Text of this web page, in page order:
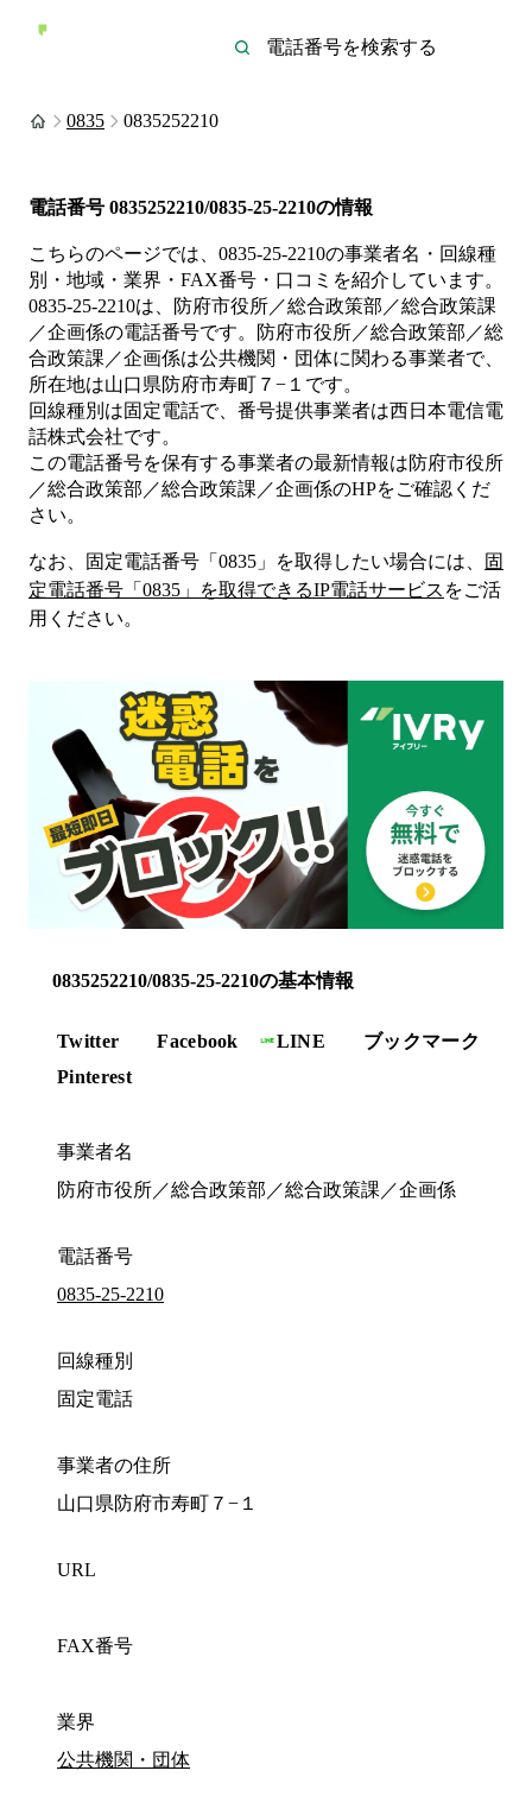
0835 0835252210
電話番号 0835252210/0835-25-2210の情報
こちらのページでは、 0835-25-2210の事業者名・回線種
別・地域・業界・FAX番号・口コミを紹介しています。
0835-25-2210は、
防府市役所／総合政策部／総合政策課
／企画係の電話番号です。
防府市役所／総合政策部／総
合政策課／企画係は公共機関・団体に関わる事業者で、
所在地は山口県防府市寿町７−１ です。
回線種別は固定電話で、番号提供事業者は西日本電信電
話株式会社です。
この電話番号を保有する事業者の最新情報は防府市役所
／総合政策部／総合政策課／企画係のHPをご確認くだ
さい。
なお、固定電話番号「 0835 」を取得したい場合には、
固
定電話番号「 0835 」を取得できるIP電話サービス をご活
用ください。
0835252210/0835-25-2210の基本情報
Twitter Facebook LINE
ブックマーク
Pinterest
事業者名
防府市役所／総合政策部／総合政策課／企画係
電話番号
0835-25-2210
回線種別
固定電話
事業者の住所
山口県防府市寿町７−１
URL
FAX番号
業界
公共機関・団体